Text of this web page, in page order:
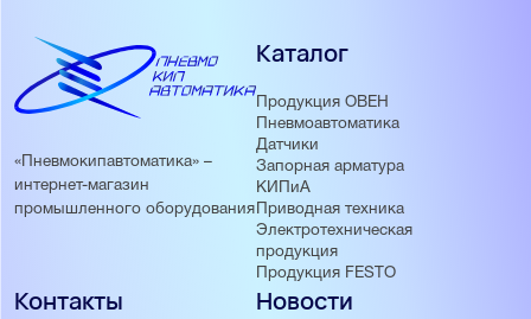
«Пневмокипавтоматика» –
интернет-магазин
промышленного оборудования
Каталог
Продукция ОВЕН
Пневмоавтоматика
Датчики
Запорная арматура
КИПиА
Приводная техника
Электротехническая
продукция
Продукция FESTO
Новости
Контакты